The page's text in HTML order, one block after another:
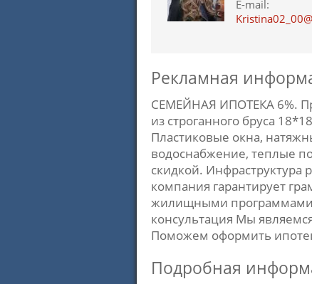
E-mail:
Рекламная
СЕМЕЙНАЯ ИПОТЕКА 6%.
из строганного бруса
Пластиковые окна,
водоснабжение, теплые
скидкой.
компания гарантирует
жилищными программами
консультация Мы
Поможем оформить
Подробная